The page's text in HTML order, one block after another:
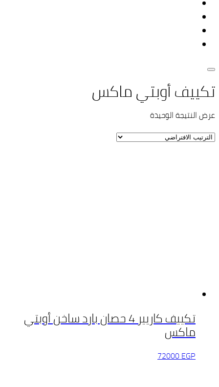
تكييف أوبتي ماكس
عرض النتيجة الوحيدة
تكييف كاريير 4 حصان بارد ساخن أوبتي
ماكس
72000EGP